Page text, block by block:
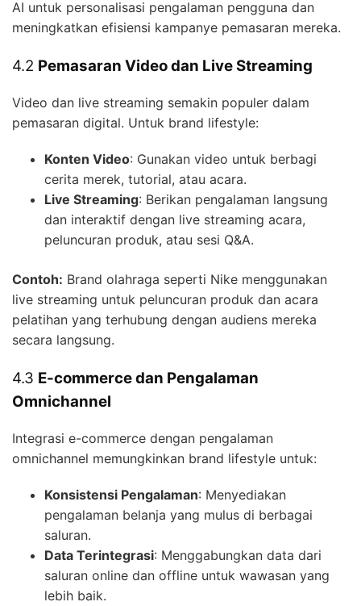
AI untuk personalisasi pengalaman pengguna dan
meningkatkan efisiensi kampanye pemasaran mereka.
4.2 Pemasaran Video dan Live Streaming
Video dan live streaming semakin populer dalam
pemasaran digital. Untuk brand lifestyle:
Konten Video: Gunakan video untuk berbagi
cerita merek, tutorial, atau acara.
Live Streaming: Berikan pengalaman langsung
dan interaktif dengan live streaming acara,
peluncuran produk, atau sesi Q&A.
Contoh: Brand olahraga seperti Nike menggunakan
live streaming untuk peluncuran produk dan acara
pelatihan yang terhubung dengan audiens mereka
secara langsung.
4.3 E-commerce dan Pengalaman
Omnichannel
Integrasi e-commerce dengan pengalaman
omnichannel memungkinkan brand lifestyle untuk:
Konsistensi Pengalaman: Menyediakan
pengalaman belanja yang mulus di berbagai
saluran.
Data Terintegrasi: Menggabungkan data dari
saluran online dan offline untuk wawasan yang
lebih baik.